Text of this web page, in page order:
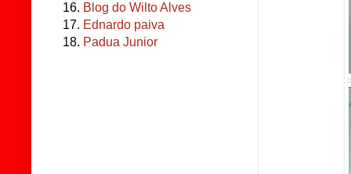
16. Blog do Wilto Alves
17. Ednardo paiva
18. Padua Junior